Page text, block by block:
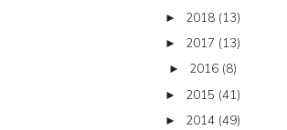
► 2018 (13)
► 2017 (13)
► 2016 (8)
► 2015 (41)
► 2014 (49)